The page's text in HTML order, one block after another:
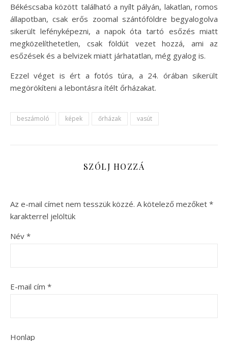
Békéscsaba között található a nyílt pályán, lakatlan, romos
állapotban, csak erős zoomal szántóföldre begyalogolva
sikerült lefényképezni, a napok óta tartó esőzés miatt
megközelíthetetlen, csak földút vezet hozzá, ami az
esőzések és a belvizek miatt járhatatlan, még gyalog is.
Ezzel véget is ért a fotós túra, a 24. órában sikerült
megörökíteni a lebontásra ítélt őrházakat.
beszámoló képek őrházak vasút
SZÓLJ HOZZÁ
Az e-mail címet nem tesszük közzé. A kötelező mezőket *
karakterrel jelöltük
Név *
E-mail cím *
Honlap